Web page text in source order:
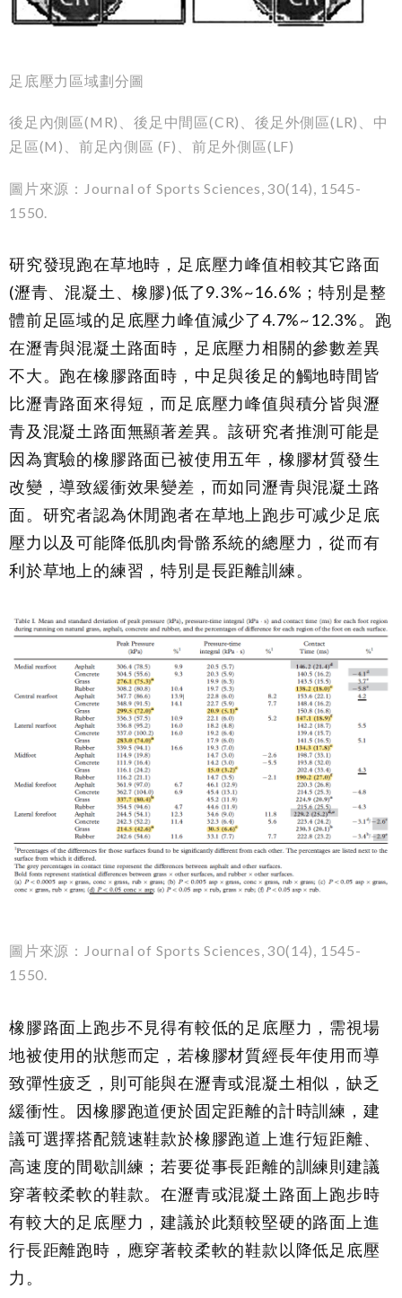
足底壓力區域劃分圖
後足內側區(MR)、後足中間區(CR)、後足外側區(LR)、中
足區(M)、前足內側區 (F)、前足外側區(LF)
圖片來源：Journal of Sports Sciences, 30(14), 1545-
1550.
研究發現跑在草地時，足底壓力峰值相較其它路面
(瀝青、混凝土、橡膠)低了9.3%~16.6%；特別是整
體前足區域的足底壓力峰值減少了4.7%~12.3%。跑
在瀝青與混凝土路面時，足底壓力相關的參數差異
不大。跑在橡膠路面時，中足與後足的觸地時間皆
比瀝青路面來得短，而足底壓力峰值與積分皆與瀝
青及混凝土路面無顯著差異。該研究者推測可能是
因為實驗的橡膠路面已被使用五年，橡膠材質發生
改變，導致緩衝效果變差，而如同瀝青與混凝土路
面。研究者認為休閒跑者在草地上跑步可减少足底
壓力以及可能降低肌肉骨骼系統的總壓力，從而有
利於草地上的練習，特別是長距離訓練。
圖片來源：Journal of Sports Sciences, 30(14), 1545-
1550.
橡膠路面上跑步不見得有較低的足底壓力，需視場
地被使用的狀態而定，若橡膠材質經長年使用而導
致彈性疲乏，則可能與在瀝青或混凝土相似，缺乏
緩衝性。因橡膠跑道便於固定距離的計時訓練，建
議可選擇搭配競速鞋款於橡膠跑道上進行短距離、
高速度的間歇訓練；若要從事長距離的訓練則建議
穿著較柔軟的鞋款。在瀝青或混凝土路面上跑步時
有較大的足底壓力，建議於此類較堅硬的路面上進
行長距離跑時，應穿著較柔軟的鞋款以降低足底壓
力。